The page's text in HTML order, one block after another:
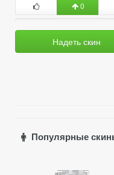
0
Надеть скин
Популярные